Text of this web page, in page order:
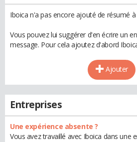
Iboica n'a pas encore ajouté de résumé
Vous pouvez lui suggérer d'en écrire un
message. Pour cela ajoutez d'abord
Ajouter
Entreprises
Une expérience absente ?
Vous avez travaillé avec Iboica dans une